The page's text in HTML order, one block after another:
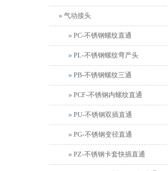
气动接头
PC-不锈钢螺纹直通
PL-不锈钢螺纹弯产头
PB-不锈钢螺纹三通
PCF-不锈钢内螺纹直通
PU-不锈钢双插直通
PG-不锈钢变径直通
PZ-不锈钢卡套快插直通